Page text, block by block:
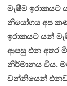
මැෂීම ඉරාකයට
නියෝගය අප
ඉරාකයට යන්
ආපසු එන අතර
නිර්මානය විය.
වන්නියෙන්